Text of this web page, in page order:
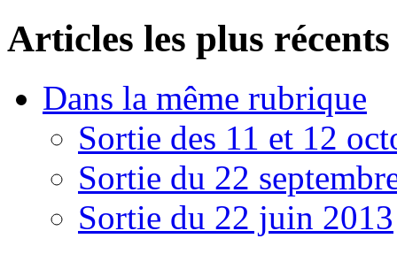
Articles les plus récents
Dans la même rubrique
Sortie des 11 et 12
Sortie du 22
Sortie du 22 juin 2013